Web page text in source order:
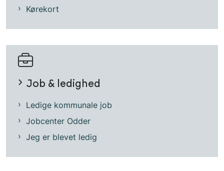
Kørekort
Job & ledighed
Ledige kommunale job
Jobcenter Odder
Jeg er blevet ledig